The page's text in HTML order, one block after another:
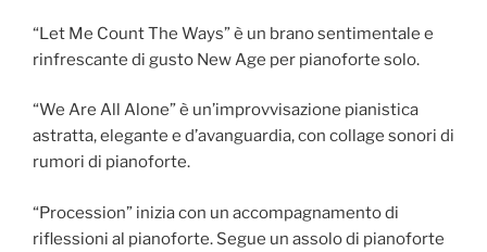
“Let Me Count The Ways” è un brano sentimentale e
rinfrescante di gusto New Age per pianoforte solo.
“We Are All Alone” è un’improvvisazione pianistica
astratta, elegante e d’avanguardia, con collage sonori di
rumori di pianoforte.
“Procession” inizia con un accompagnamento di
riflessioni al pianoforte. Segue un assolo di pianoforte